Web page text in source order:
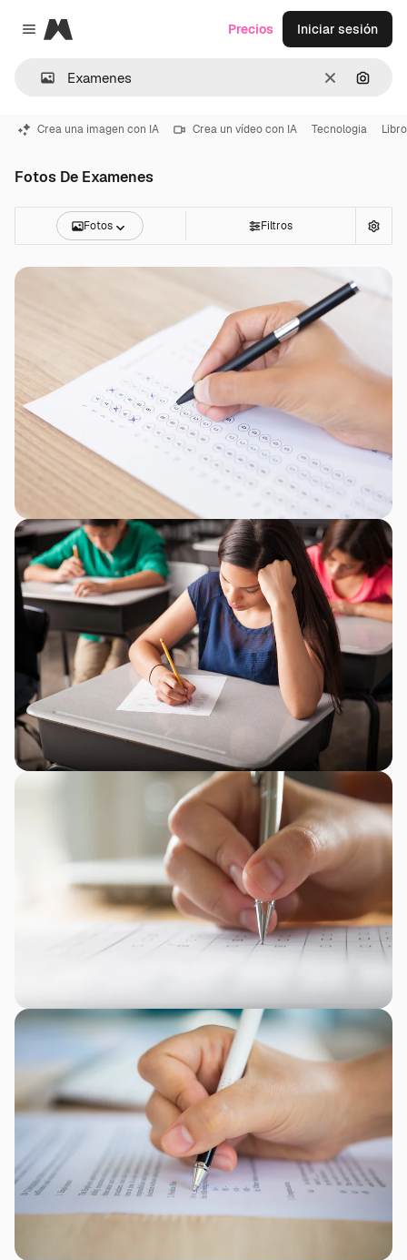
Close menu
Magnific
Borrar
Precios Iniciar sesión
Crea una imagen con IA Crea un vídeo con IA Tecnologia Libro
Fotos De Examenes
Fotos Filtros